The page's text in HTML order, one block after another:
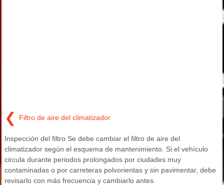
❮ Filtro de aire del climatizador
Inspección del filtro Se debe cambiar el filtro de aire del
climatizador según el esquema de mantenimiento. Si el vehículo
circula durante periodos prolongados por ciudades muy
contaminadas o por carreteras polvorientas y sin pavimentar, debe
revisarlo con más frecuencia y cambiarlo antes.